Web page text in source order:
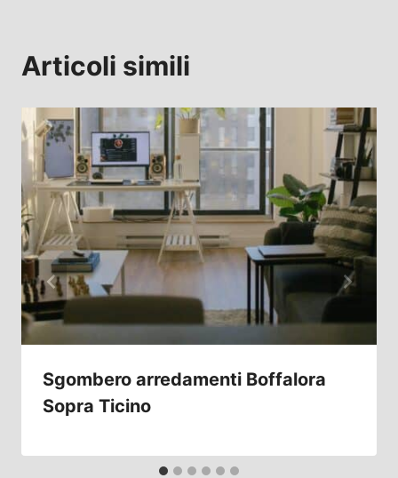
Articoli simili
Sgombero arredamenti Boffalora
Sopra Ticino